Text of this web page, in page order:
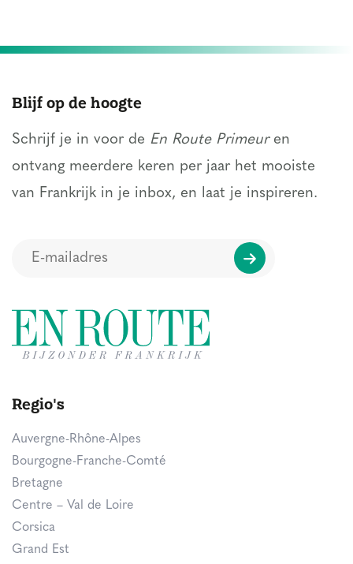
Blijf op de hoogte
Schrijf je in voor de En Route Primeuren
ontvang meerdere keren per jaar het mooiste
van Frankrijk in je inbox, en laat je inspireren.
Regio's
Auvergne-Rhône-Alpes
Bourgogne-Franche-Comté
Bretagne
Centre – Val de Loire
Corsica
Grand Est